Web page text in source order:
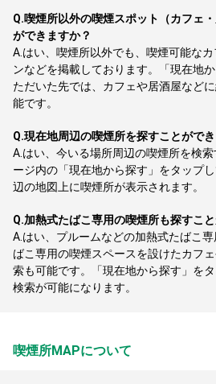
Q.喫煙所以外の喫煙スポット（カフェ
ができますか？
A. はい、喫煙所以外でも、喫煙可能な
ンなどを掲載しております。「現在地
ただいた先では、カフェや居酒屋など
能です。
Q.現在地周辺の喫煙所を探すことがで
A. はい、今いる場所周辺の喫煙所を検
ージ内の「現在地から探す」をタップ
辺の地図上に喫煙所が表示されます。
Q.加熱式たばこ専用の喫煙所も探すこ
A. はい、プルームなどの加熱式たばこ
ばこ専用の喫煙スペースを設けたカフ
索も可能です。「現在地から探す」を
検索が可能になります。
喫煙所MAPについて